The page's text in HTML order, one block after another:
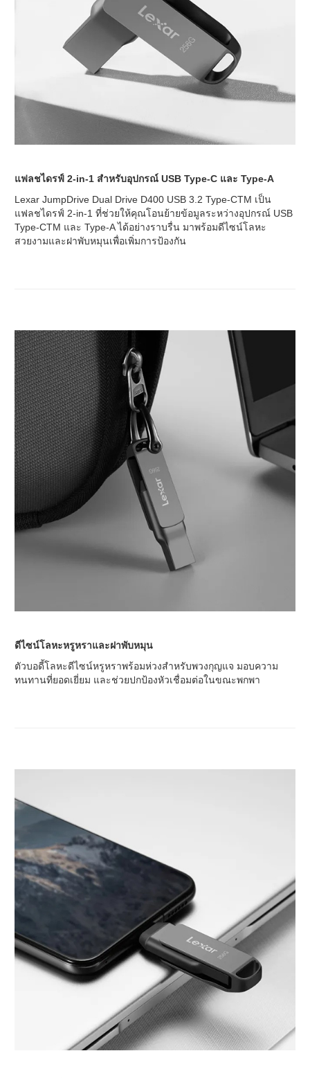
แฟลชไดรฟ์ 2-in-1 สำหรับอุปกรณ์ USB Type-C และ Type-A
Lexar JumpDrive Dual Drive D400 USB 3.2 Type-CTM เป็น
แฟลชไดรฟ์ 2-in-1 ที่ช่วยให้คุณโอนย้ายข้อมูลระหว่างอุปกรณ์ USB
Type-CTM และ Type-A ได้อย่างราบรื่น มาพร้อมดีไซน์โลหะ
สวยงามและฝาพับหมุนเพื่อเพิ่มการป้องกัน
ดีไซน์โลหะหรูหราและฝาพับหมุน
ตัวบอดี้โลหะดีไซน์หรูหราพร้อมห่วงสำหรับพวงกุญแจ มอบความ
ทนทานที่ยอดเยี่ยม และช่วยปกป้องหัวเชื่อมต่อในขณะพกพา